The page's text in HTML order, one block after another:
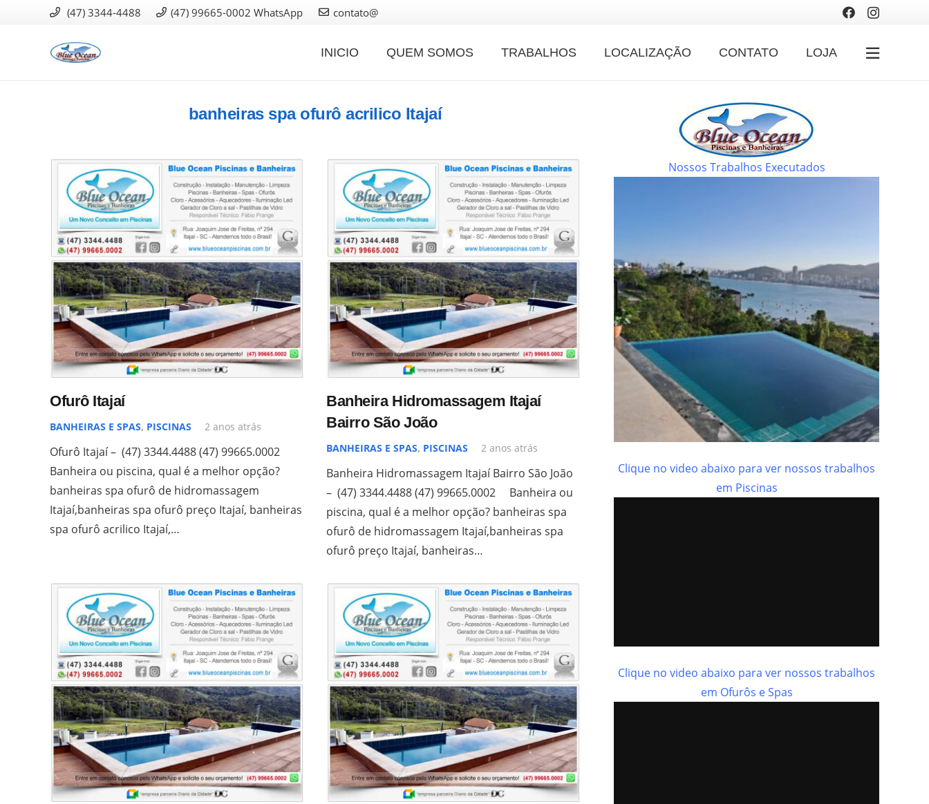
(47) 3344-4488 (47) 99665-0002 WhatsApp contato@
INICIO QUEM SOMOS TRABALHOS LOCALIZAÇÃO CONTATO LOJA
banheiras spa ofurô acrilico Itajaí
Ofurô Itajaí
BANHEIRAS E SPAS, PISCINAS 2 anos atrás
Ofurô Itajaí – (47) 3344.4488 (47) 99665.0002
Banheira ou piscina, qual é a melhor opção?
banheiras spa ofurô de hidromassagem
Itajaí,banheiras spa ofurô preço Itajaí, banheiras
spa ofurô acrilico Itajaí,…
Banheira Hidromassagem Itajaí
Bairro São João
BANHEIRAS E SPAS, PISCINAS 2 anos atrás
Banheira Hidromassagem Itajaí Bairro São João
– (47) 3344.4488 (47) 99665.0002 Banheira ou
piscina, qual é a melhor opção? banheiras spa
ofurô de hidromassagem Itajaí,banheiras spa
ofurô preço Itajaí, banheiras…
Nossos Trabalhos Executados
Clique no video abaixo para ver nossos trabalhos
em Piscinas
Clique no video abaixo para ver nossos trabalhos
em Ofurôs e Spas